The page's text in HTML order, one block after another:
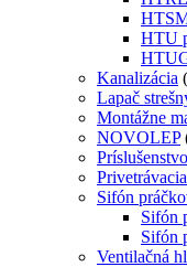
HTU
Kanalizácia
Lapač
Montážne
NOVOLEP
Sifón
Sifón
Sifón
Ventilačná